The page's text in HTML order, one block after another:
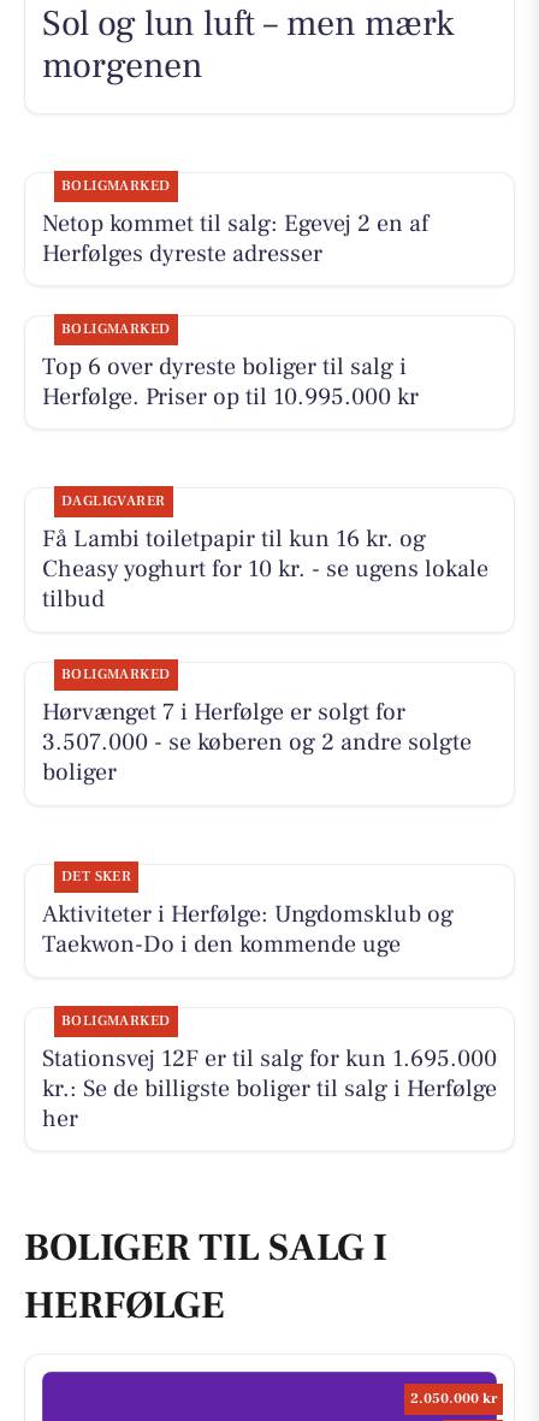
Sol og lun luft – men mærk
morgenen
BOLIGMARKED
Netop kommet til salg: Egevej 2 en af
Herfølges dyreste adresser
BOLIGMARKED
Top 6 over dyreste boliger til salg i
Herfølge. Priser op til 10.995.000 kr
DAGLIGVARER
Få Lambi toiletpapir til kun 16 kr. og
Cheasy yoghurt for 10 kr. - se ugens lokale
tilbud
BOLIGMARKED
Hørvænget 7 i Herfølge er solgt for
3.507.000 - se køberen og 2 andre solgte
boliger
DET SKER
Aktiviteter i Herfølge: Ungdomsklub og
Taekwon-Do i den kommende uge
BOLIGMARKED
Stationsvej 12F er til salg for kun 1.695.000
kr.: Se de billigste boliger til salg i Herfølge
her
BOLIGER TIL SALG I
HERFØLGE
2.050.000 kr